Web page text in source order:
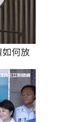
何放